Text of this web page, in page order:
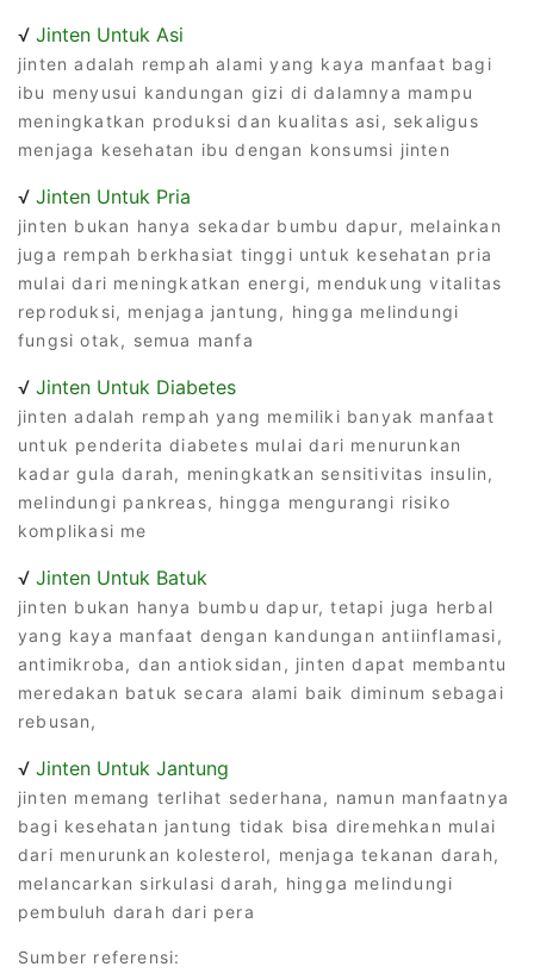
√ Jinten Untuk Asi
jinten adalah rempah alami yang kaya manfaat bagi
ibu menyusui kandungan gizi di dalamnya mampu
meningkatkan produksi dan kualitas asi, sekaligus
menjaga kesehatan ibu dengan konsumsi jinten
√ Jinten Untuk Pria
jinten bukan hanya sekadar bumbu dapur, melainkan
juga rempah berkhasiat tinggi untuk kesehatan pria
mulai dari meningkatkan energi, mendukung vitalitas
reproduksi, menjaga jantung, hingga melindungi
fungsi otak, semua manfa
√ Jinten Untuk Diabetes
jinten adalah rempah yang memiliki banyak manfaat
untuk penderita diabetes mulai dari menurunkan
kadar gula darah, meningkatkan sensitivitas insulin,
melindungi pankreas, hingga mengurangi risiko
komplikasi me
√ Jinten Untuk Batuk
jinten bukan hanya bumbu dapur, tetapi juga herbal
yang kaya manfaat dengan kandungan antiinflamasi,
antimikroba, dan antioksidan, jinten dapat membantu
meredakan batuk secara alami baik diminum sebagai
rebusan,
√ Jinten Untuk Jantung
jinten memang terlihat sederhana, namun manfaatnya
bagi kesehatan jantung tidak bisa diremehkan mulai
dari menurunkan kolesterol, menjaga tekanan darah,
melancarkan sirkulasi darah, hingga melindungi
pembuluh darah dari pera
Sumber referensi: